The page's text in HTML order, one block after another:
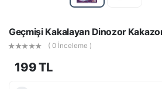
Geçmişi Kakalayan Dinozor
( 0 İnceleme )
199 TL